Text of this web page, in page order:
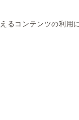
るコンテンツの利用